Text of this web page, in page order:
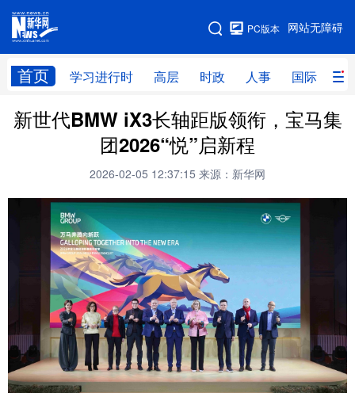
网站无障碍
PC版本
首页 学习进行时 高层 时政 人事 国际 财
网站地图
学习进行时 高层 时政 人事
财经 网评
科技
文化 书画 健康 军事
访谈 视频 图片
法律 中央文件 金融 汽车
食品 人居 信息化 数字经济
学术中国 乡村振兴 银龄 溯源中国
新世代BMW iX3长轴距版领衔，宝马集
团2026“悦”启新程
2026-02-05 12:37:15 来源：新华网